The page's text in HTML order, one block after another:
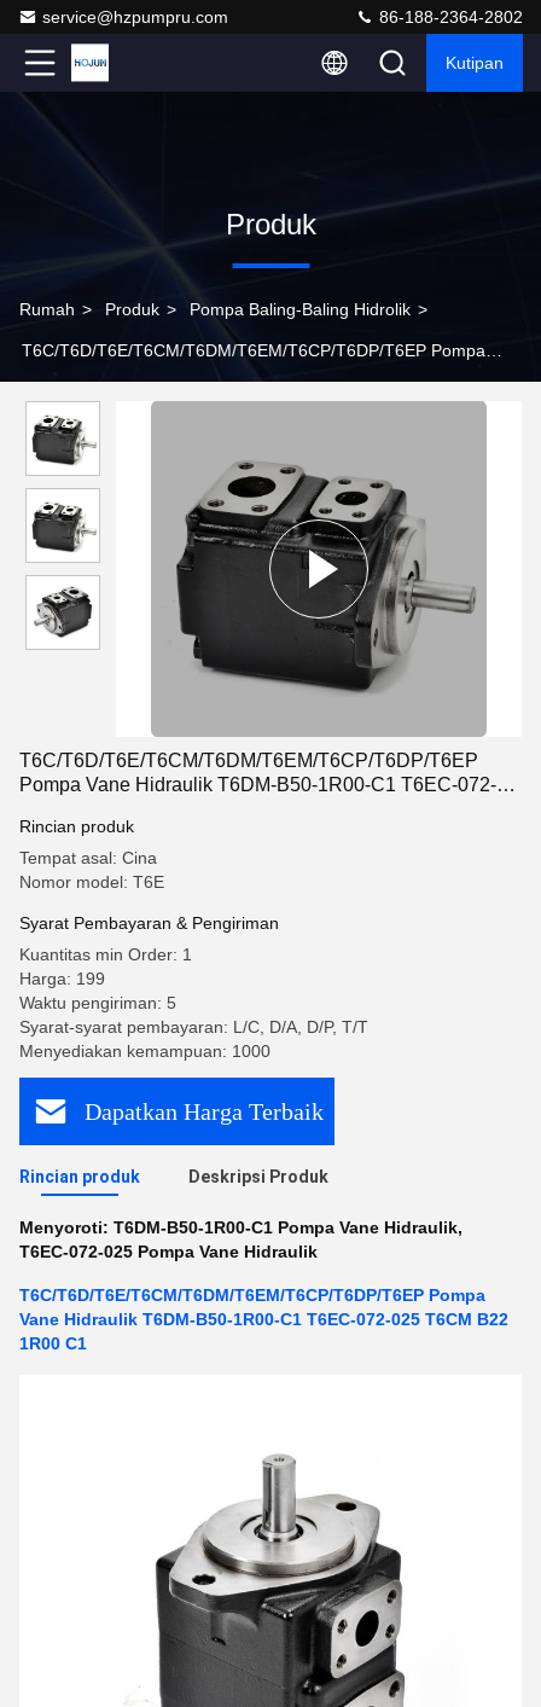
service@hzpumpru.com 86-188-2364-2802
Kutipan
Produk
Rumah > Produk > Pompa Baling-Baling Hidrolik >
T6C/T6D/T6E/T6CM/T6DM/T6EM/T6CP/T6DP/T6EP Pompa
1R00 C1
T6C/T6D/T6E/T6CM/T6DM/T6EM/T6CP/T6DP/T6EP
Pompa Vane Hidraulik T6DM-B50-1R00-C1 T6EC-072-
Rincian produk
Tempat asal: Cina
Nomor model: T6E
Syarat Pembayaran & Pengiriman
Kuantitas min Order: 1
Harga: 199
Waktu pengiriman: 5
Syarat-syarat pembayaran: L/C, D/A, D/P, T/T
Menyediakan kemampuan: 1000
Dapatkan Harga Terbaik
Rincian produk Deskripsi Produk
Menyoroti: T6DM-B50-1R00-C1 Pompa Vane Hidraulik,
T6EC-072-025 Pompa Vane Hidraulik
T6C/T6D/T6E/T6CM/T6DM/T6EM/T6CP/T6DP/T6EP Pompa
Vane Hidraulik T6DM-B50-1R00-C1 T6EC-072-025 T6CM B22
1R00 C1